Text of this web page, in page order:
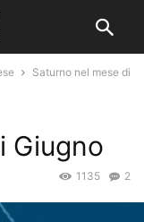
Saturno nel mese di
Giugno
2
1135